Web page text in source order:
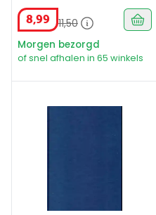
8,99 11,50
Morgen bezorgd
of snel afhalen in 65 winkels